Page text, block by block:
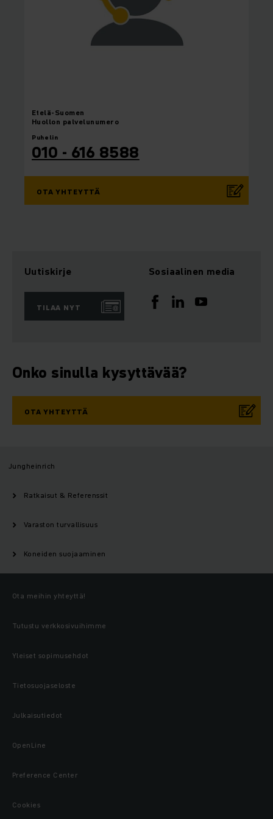
Etelä-Suomen
Huollon palvelunumero
Puhelin
010 - 616 8588
OTA YHTEYTTÄ
Uutiskirje
TILAA NYT
Sosiaalinen media
Onko sinulla kysyttävää?
OTA YHTEYTTÄ
Jungheinrich
Ratkaisut & Referenssit
Varaston turvallisuus
Koneiden suojaaminen
Ota meihin yhteyttä!
Tutustu verkkosivuihimme
Yleiset sopimusehdot
Tietosuojaseloste
Julkaisutiedot
OpenLine
Preference Center
Cookies